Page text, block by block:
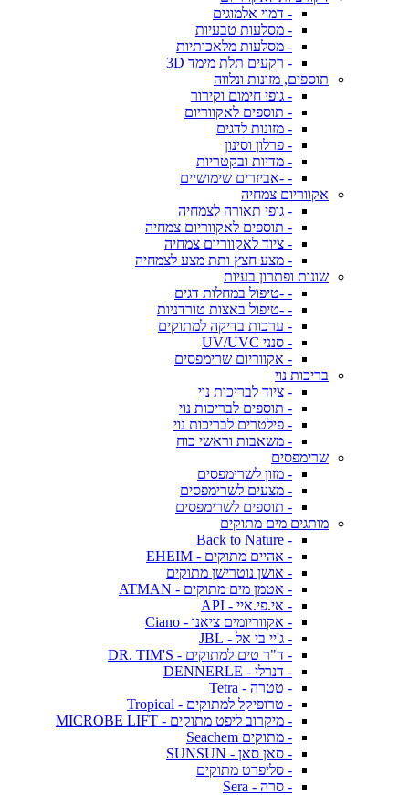
- דמוי אלמוגים
- מסלעות טבעיות
- מסלעות מלאכותיות
- רקעים תלת מימד 3D
תוספים, מזונות ונלווה
- גופי חימום וקירור
- תוספים לאקווריום
- מזונות לדגים
- פרלון וסינון
- מדיות ובקטריות
- -אביזרים שימושיים
אקווריום צמחיה
- גופי תאורה לצמחיה
- תוספים לאקווריום צמחיה
- ציוד לאקווריום צמחיה
- מצע חצץ ותת מצע לצמחיה
שונות ופתרון בעיות
- -טיפול במחלות דגים
- -טיפול באצות טורדניות
- ערכות בדיקה למתוקים
- סנני UV/UVC
- אקווריום שרימפסים
בריכות נוי
- ציוד לבריכות נוי
- תוספים לבריכות נוי
- פילטרים לבריכות נוי
- משאבות וראשי כוח
שרימפסים
- מזון לשרימפסים
- מצעים לשרימפסים
- תוספים לשרימפסים
מותגים מים מתוקים
- Back to Nature
- אהיים מתוקים - EHEIM
- אושן נוטרישן מתוקים
- אטמן מים מתוקים - ATMAN
- אי.פי.איי - API
- אקווריומים ציאנו - Ciano
- ג'יי בי אל - JBL
- ד"ר טים למתוקים - DR. TIM'S
- דנרלי - DENNERLE
- טטרה - Tetra
- טרופיקל למתוקים - Tropical
- מיקרוב ליפט מתוקים - MICROBE LIFT
- מתוקים Seachem
- סאן סאן - SUNSUN
- סליפרט מתוקים
- סרה - Sera